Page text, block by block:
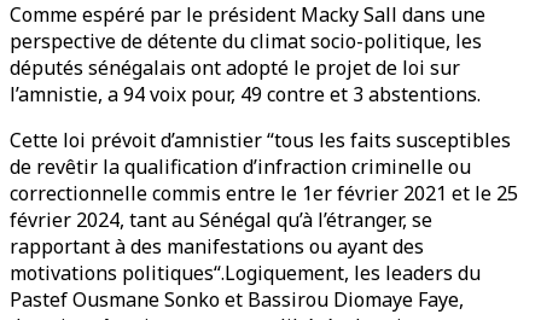
Comme espéré par le président Macky Sall dans une
perspective de détente du climat socio-politique, les
députés sénégalais ont adopté le projet de loi sur
l’amnistie, a 94 voix pour, 49 contre et 3 abstentions.
Cette loi prévoit d’amnistier “tous les faits susceptibles
de revêtir la qualification d’infraction criminelle ou
correctionnelle commis entre le 1er février 2021 et le 25
février 2024, tant au Sénégal qu’à l’étranger, se
rapportant à des manifestations ou ayant des
motivations politiques“.Logiquement, les leaders du
Pastef Ousmane Sonko et Bassirou Diomaye Faye,